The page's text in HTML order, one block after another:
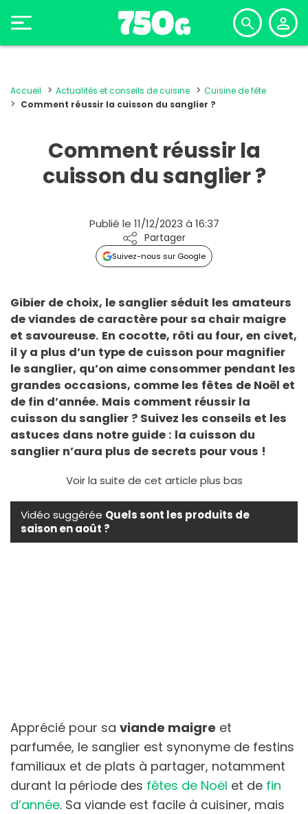
Accueil Actualités et conseils de cuisine
Cuisine de fête
Comment réussir la cuisson du sanglier ?
Comment réussir la
cuisson du sanglier ?
Publié le 11/12/2023 à 16:37
Partager
Suivez-nous sur Google
Gibier de choix, le sanglier séduit les amateurs
de viandes de caractère pour sa chair maigre
et savoureuse. En cocotte, rôti au four, en civet,
il y a plus d’un type de cuisson pour magnifier
le sanglier, qu’on aime consommer pendant les
grandes occasions, comme les fêtes de Noël et
de fin d’année. Mais comment réussir la
cuisson du sanglier ? Suivez les conseils et les
astuces dans notre guide : la cuisson du
sanglier n’aura plus de secrets pour vous !
Voir la suite de cet article plus bas
Vidéo suggérée Quels sont les produits de
saison en août ?
Apprécié pour sa viande maigre et
parfumée, le sanglier est synonyme de festins
familiaux et de plats à partager, notamment
durant la période des fêtes de Noël et de fin
d’année. Sa viande est facile à cuisiner, mais